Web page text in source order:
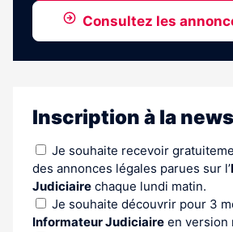
Consultez les
Inscription à la
Je souhaite recevoir
des annonces légales parues sur l’
Judiciaire chaque lundi matin.
Je souhaite découvrir pour 3
Informateur Judiciaire en version